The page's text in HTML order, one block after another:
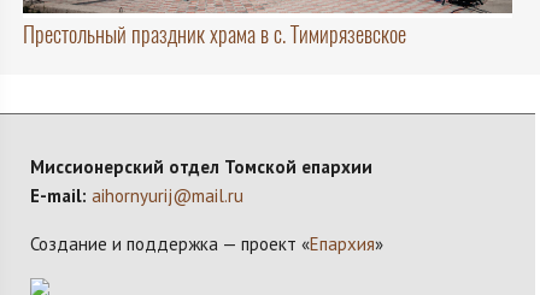
Престольный праздник храма в с. Тимирязевское
Миссионерский отдел Томской епархии
E-mail: aihornyurij@mail.ru
Создание и поддержка — проект «Епархия»